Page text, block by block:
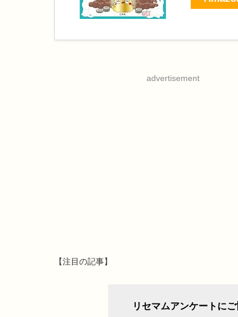
advertisement
【注目の記事】
リセマムアンケートに